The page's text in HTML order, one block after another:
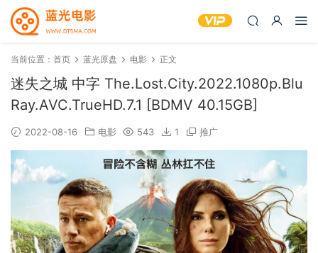
当前位置： 首页 蓝光原盘 电影 正文
迷失之城 中字 The.Lost.City.2022.1080p.Blu
Ray.AVC.TrueHD.7.1 [BDMV 40.15GB]
2022-08-16 电影 543 1 推广